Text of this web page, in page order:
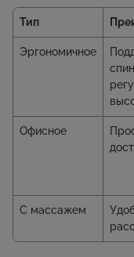
Тип
Эргономичное
Офисное
С массажем